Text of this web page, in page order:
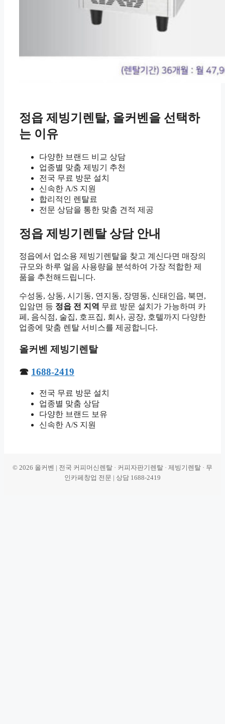
정읍 제빙기렌탈, 올커벤을 선택하
는 이유
다양한 브랜드 비교 상담
업종별 맞춤 제빙기 추천
전국 무료 방문 설치
신속한 A/S 지원
합리적인 렌탈료
전문 상담을 통한 맞춤 견적 제공
정읍 제빙기렌탈 상담 안내
정읍에서 업소용 제빙기렌탈을 찾고 계신다면 매장의
규모와 하루 얼음 사용량을 분석하여 가장 적합한 제
품을 추천해드립니다.
수성동, 상동, 시기동, 연지동, 장명동, 신태인읍, 북면,
입암면 등 정읍 전 지역 무료 방문 설치가 가능하며 카
페, 음식점, 술집, 호프집, 회사, 공장, 호텔까지 다양한
업종에 맞춤 렌탈 서비스를 제공합니다.
올커벤 제빙기렌탈
☎ 1688-2419
전국 무료 방문 설치
업종별 맞춤 상담
다양한 브랜드 보유
신속한 A/S 지원
© 2026 올커벤 | 전국 커피머신렌탈 · 커피자판기렌탈 · 제빙기렌탈 · 무
인카페창업 전문 | 상담 1688-2419